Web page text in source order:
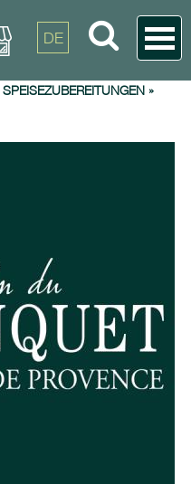
DE
SPEISEZUBEREITUNGEN »